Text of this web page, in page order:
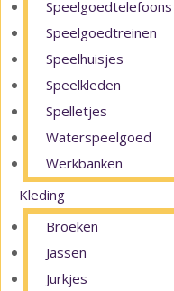
Speelgoedtelefoons
Speelgoedtreinen
Speelhuisjes
Speelkleden
Spelletjes
Waterspeelgoed
Werkbanken
Kleding
Broeken
Jassen
Jurkjes